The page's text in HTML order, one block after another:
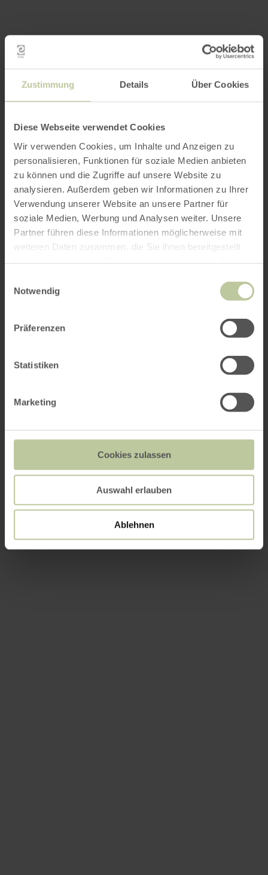
Zustimmung Details Über Cookies
Diese Webseite verwendet Cookies
Wir verwenden Cookies, um Inhalte und Anzeigen zu
personalisieren, Funktionen für soziale Medien anbieten
zu können und die Zugriffe auf unsere Website zu
analysieren. Außerdem geben wir Informationen zu Ihrer
Verwendung unserer Website an unsere Partner für
soziale Medien, Werbung und Analysen weiter. Unsere
Partner führen diese Informationen möglicherweise mit
weiteren Daten zusammen, die Sie ihnen bereitgestellt
Notwendig
Präferenzen
Statistiken
Marketing
Cookies zulassen
Auswahl erlauben
Ablehnen